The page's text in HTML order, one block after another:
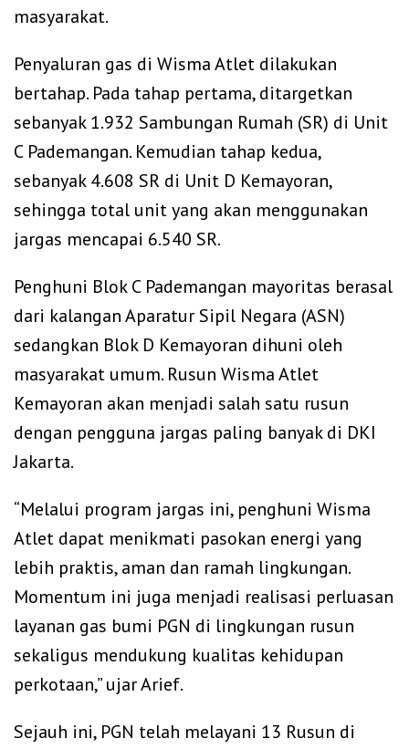
masyarakat.
‎Penyaluran gas di Wisma Atlet dilakukan
bertahap. Pada tahap pertama, ditargetkan
sebanyak 1.932 Sambungan Rumah (SR) di Unit
C Pademangan. Kemudian tahap kedua,
sebanyak 4.608 SR di Unit D Kemayoran,
sehingga total unit yang akan menggunakan
jargas mencapai 6.540 SR.
‎Penghuni Blok C Pademangan mayoritas berasal
dari kalangan Aparatur Sipil Negara (ASN)
sedangkan Blok D Kemayoran dihuni oleh
masyarakat umum. Rusun Wisma Atlet
Kemayoran akan menjadi salah satu rusun
dengan pengguna jargas paling banyak di DKI
Jakarta.
‎“Melalui program jargas ini, penghuni Wisma
Atlet dapat menikmati pasokan energi yang
lebih praktis, aman dan ramah lingkungan.
Momentum ini juga menjadi realisasi perluasan
layanan gas bumi PGN di lingkungan rusun
sekaligus mendukung kualitas kehidupan
perkotaan,” ujar Arief.
‎Sejauh ini, PGN telah melayani 13 Rusun di